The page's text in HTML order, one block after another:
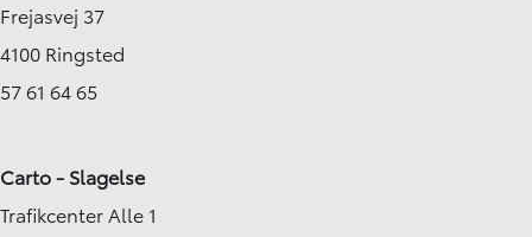
Frejasvej 37
4100 Ringsted
57 61 64 65
Carto - Slagelse
Trafikcenter Alle 1